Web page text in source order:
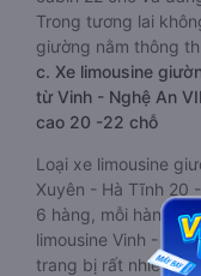
Trong tương lai
giường nằm thông
c. Xe limousine
từ Vinh - Nghệ An
cao 20 -22 chỗ
Loại xe limousine
Xuyên - Hà Tĩnh 20
6 hàng, mỗi hàng là
limousine Vinh -
trang bị rất nhiều